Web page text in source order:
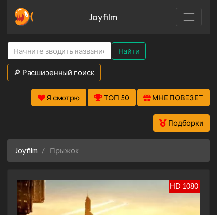
Joyfilm
Найти
🔎 Расширенный поиск
Я смотрю ТОП 50 МНЕ ПОВЕЗЕТ
Подборки
Joyfilm Прыжок
HD 1080